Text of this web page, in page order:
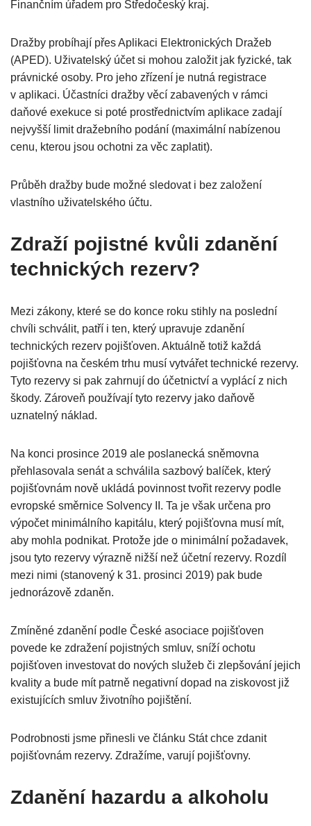
Finančním úřadem pro Středočeský kraj.
Dražby probíhají přes Aplikaci Elektronických Dražeb
(APED). Uživatelský účet si mohou založit jak fyzické, tak
právnické osoby. Pro jeho zřízení je nutná registrace
v aplikaci. Účastníci dražby věcí zabavených v rámci
daňové exekuce si poté prostřednictvím aplikace zadají
nejvyšší limit dražebního podání (maximální nabízenou
cenu, kterou jsou ochotni za věc zaplatit).
Průběh dražby bude možné sledovat i bez založení
vlastního uživatelského účtu.
Zdraží pojistné kvůli zdanění
technických rezerv?
Mezi zákony, které se do konce roku stihly na poslední
chvíli schválit, patří i ten, který upravuje zdanění
technických rezerv pojišťoven. Aktuálně totiž každá
pojišťovna na českém trhu musí vytvářet technické rezervy.
Tyto rezervy si pak zahrnují do účetnictví a vyplácí z nich
škody. Zároveň používají tyto rezervy jako daňově
uznatelný náklad.
Na konci prosince 2019 ale poslanecká sněmovna
přehlasovala senát a schválila sazbový balíček, který
pojišťovnám nově ukládá povinnost tvořit rezervy podle
evropské směrnice Solvency II. Ta je však určena pro
výpočet minimálního kapitálu, který pojišťovna musí mít,
aby mohla podnikat. Protože jde o minimální požadavek,
jsou tyto rezervy výrazně nižší než účetní rezervy. Rozdíl
mezi nimi (stanovený k 31. prosinci 2019) pak bude
jednorázově zdaněn.
Zmíněné zdanění podle České asociace pojišťoven
povede ke zdražení pojistných smluv, sníží ochotu
pojišťoven investovat do nových služeb či zlepšování jejich
kvality a bude mít patrně negativní dopad na ziskovost již
existujících smluv životního pojištění.
Podrobnosti jsme přinesli ve článku Stát chce zdanit
pojišťovnám rezervy. Zdražíme, varují pojišťovny.
Zdanění hazardu a alkoholu